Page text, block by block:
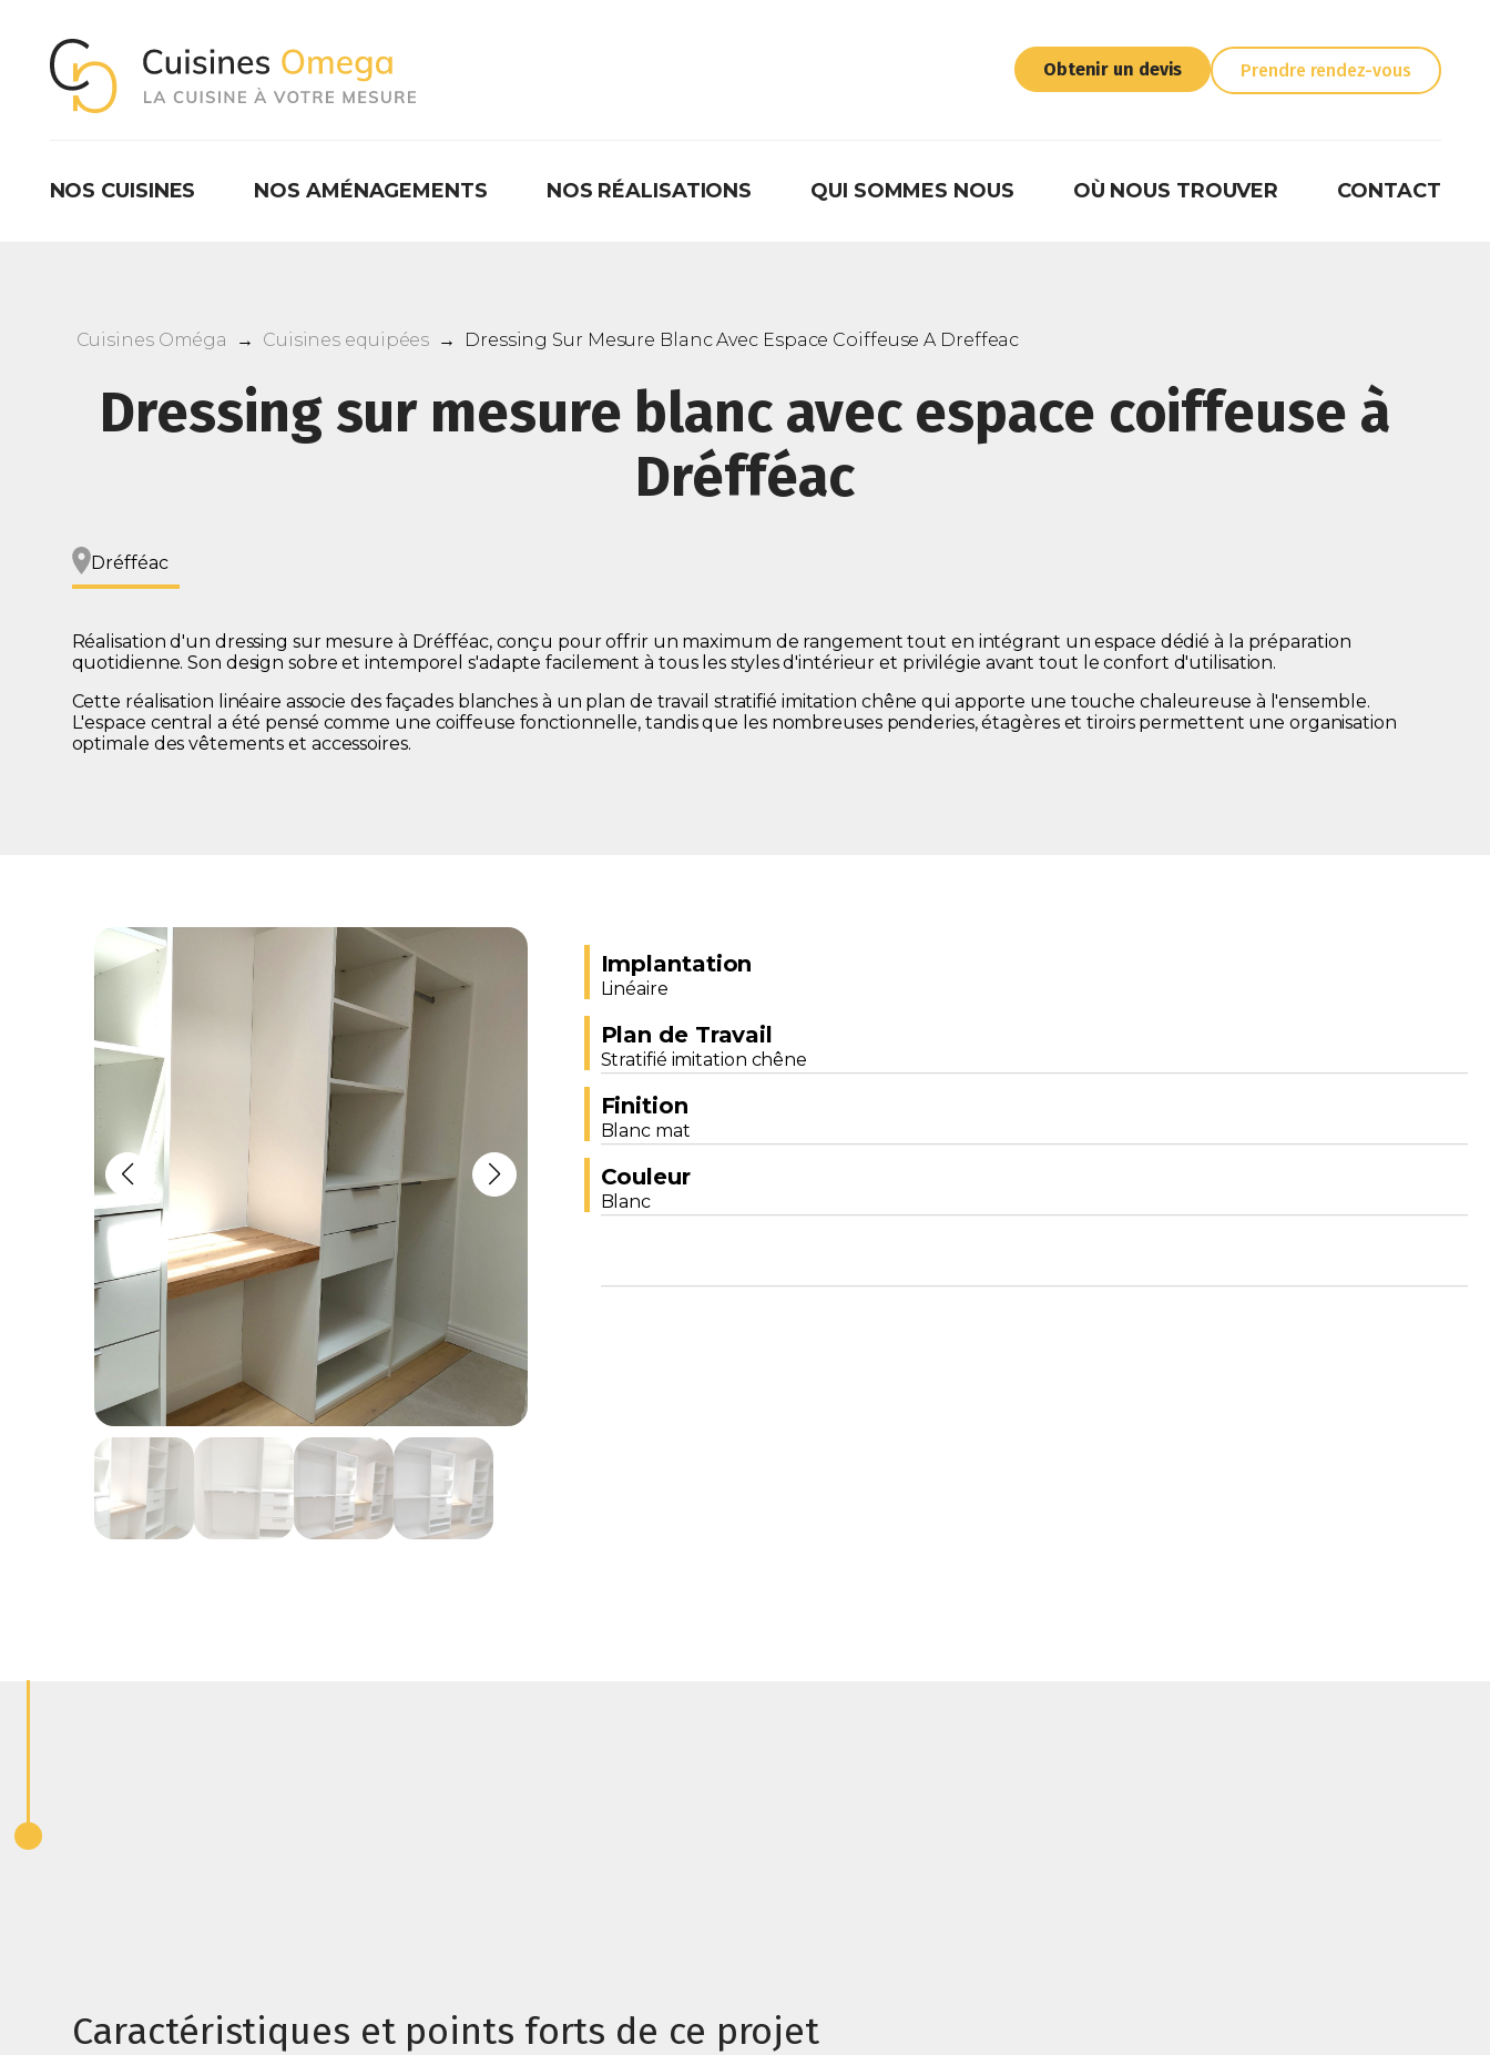
Obtenir un devis Prendre rendez-vous
NOS CUISINES NOS AMÉNAGEMENTS NOS RÉALISATIONS QUI SOMMES NOUS OÙ NOUS TROUVER CONTACT
Cuisines Oméga → Cuisines equipées → Dressing Sur Mesure Blanc Avec Espace Coiffeuse A Dreffeac
Dressing sur mesure blanc avec espace coiffeuse à
Dréfféac
Dréfféac
Réalisation d'un dressing sur mesure à Dréfféac, conçu pour offrir un maximum de rangement tout en intégrant un espace dédié à la préparation
quotidienne. Son design sobre et intemporel s'adapte facilement à tous les styles d'intérieur et privilégie avant tout le confort d'utilisation.
Cette réalisation linéaire associe des façades blanches à un plan de travail stratifié imitation chêne qui apporte une touche chaleureuse à l'ensemble.
L'espace central a été pensé comme une coiffeuse fonctionnelle, tandis que les nombreuses penderies, étagères et tiroirs permettent une organisation
optimale des vêtements et accessoires.
Implantation
Linéaire
Plan de Travail
Stratifié imitation chêne
Finition
Blanc mat
Couleur
Blanc
Caractéristiques et points forts de ce projet